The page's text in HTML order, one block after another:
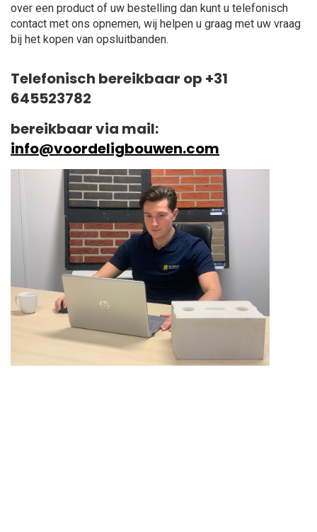
over een product of uw bestelling dan kunt u telefonisch
contact met ons opnemen, wij helpen u graag met uw vraag
bij het kopen van opsluitbanden.
Telefonisch bereikbaar op +31
645523782
bereikbaar via mail:
info@voordeligbouwen.com